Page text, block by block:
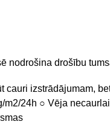
nodrošina drošību
izstrādājumam,
24h ○ Vēja